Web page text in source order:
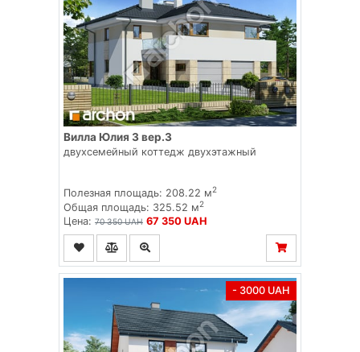
Вилла Юлия 3 вер.3
двухсемейный коттедж двухэтажный
Полезная площадь: 208.22 м2
Общая площадь: 325.52 м2
Цена: 70 350 UAH 67 350 UAH
- 3000 UAH